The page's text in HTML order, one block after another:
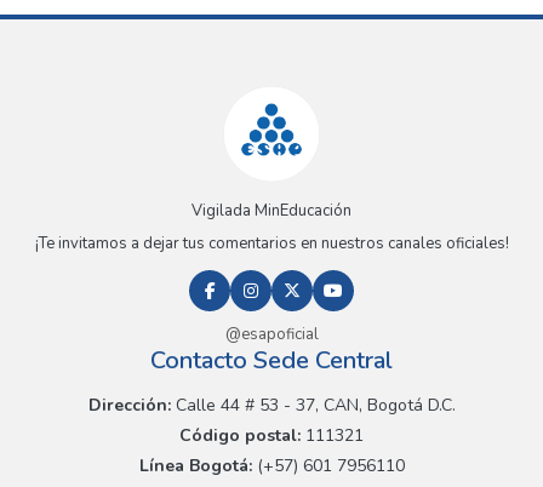
Vigilada MinEducación
¡Te invitamos a dejar tus comentarios en nuestros canales oficiales!
@esapoficial
Contacto Sede Central
Dirección:Calle 44 # 53 - 37, CAN, Bogotá D.C.
Código postal: 111321
Línea Bogotá:(+57) 601 7956110